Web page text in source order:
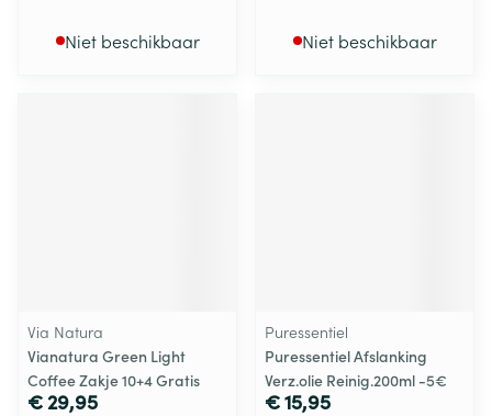
Niet beschikbaar Niet beschikbaar
Via Natura
Vianatura Green Light
Coffee Zakje 10+4 Gratis
€ 29,95
Puressentiel
Puressentiel Afslanking
Verz.olie Reinig.200ml -5€
€ 15,95